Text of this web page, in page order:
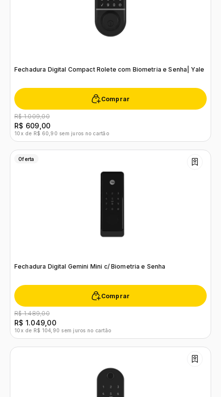
Fechadura Digital Compact Rolete com Biometria e Senha| Yale
Comprar
R$ 1.009,00
R$ 609,00
10x de R$ 60,90 sem juros no cartão
Oferta
Fechadura Digital Gemini Mini c/ Biometria e Senha
Comprar
R$ 1.489,00
R$ 1.049,00
10x de R$ 104,90 sem juros no cartão